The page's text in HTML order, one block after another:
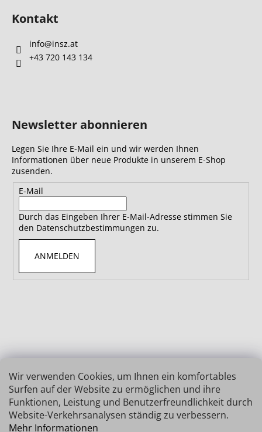
Wir verwenden Cookies, um Ihnen ein komfortables
Surfen auf der Website zu ermöglichen und ihre
Funktionen, Leistung und Benutzerfreundlichkeit durch
Website-Verkehrsanalysen ständig zu verbessern.
Mehr Informationen
Kontakt
info@insz.at
+43 720 143 134
Newsletter abonnieren
Legen Sie Ihre E-Mail ein und wir werden Ihnen
Informationen über neue Produkte in unserem E-Shop
zusenden.
E-Mail
Durch das Eingeben Ihrer E-Mail-Adresse stimmen Sie
den Datenschutzbestimmungen zu.
ANMELDEN